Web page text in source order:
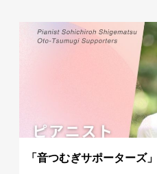
「音つむぎサポーターズ